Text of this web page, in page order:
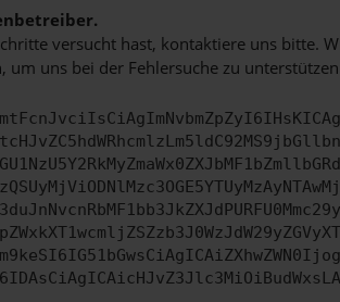
versucht hast, kontaktiere uns bitte.
um uns bei der Fehlersuche zu